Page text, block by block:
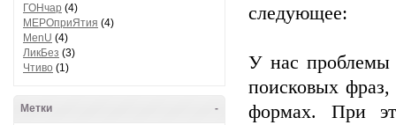
ГОНчар (4)
МЕРОприЯтия (4)
MenU (4)
ЛикБез (3)
Чтиво (1)
-
Метки
следующее:
У нас проблемы
поисковых
формах. При